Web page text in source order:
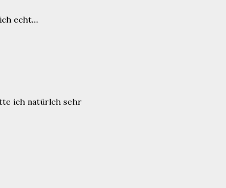
echt....
ich natürlch sehr